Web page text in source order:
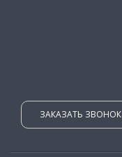
ЗАКАЗАТЬ ЗВОНОК